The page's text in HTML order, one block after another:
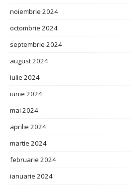
noiembrie 2024
octombrie 2024
septembrie 2024
august 2024
iulie 2024
iunie 2024
mai 2024
aprilie 2024
martie 2024
februarie 2024
ianuarie 2024